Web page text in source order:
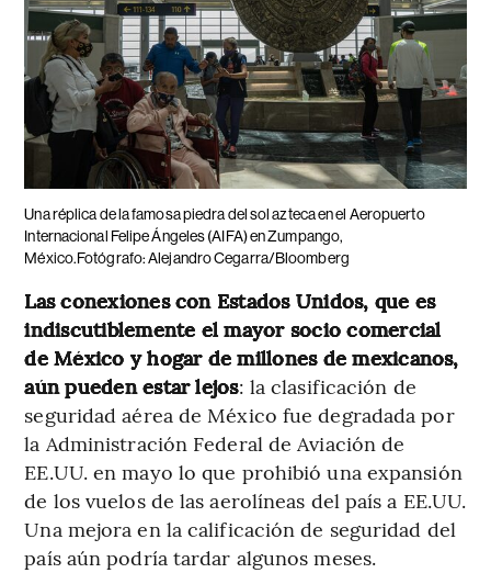
Una réplica de la famosa piedra del sol azteca en el Aeropuerto
Internacional Felipe Ángeles (AIFA) en Zumpango,
México.Fotógrafo: Alejandro Cegarra/Bloomberg
Las conexiones con Estados Unidos, que es
indiscutiblemente el mayor socio comercial
de México y hogar de millones de mexicanos,
aún pueden estar lejos: la clasificación de
seguridad aérea de México fue degradada por
la Administración Federal de Aviación de
EE.UU. en mayo lo que prohibió una expansión
de los vuelos de las aerolíneas del país a EE.UU.
Una mejora en la calificación de seguridad del
país aún podría tardar algunos meses.